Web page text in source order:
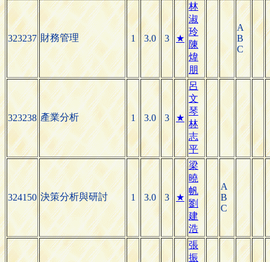
323237 財務管理 1 3.0 3 ★
林
淑
玲
陳
煒
朋
A
B
C
323238 產業分析 1 3.0 3 ★
呂
文
琴
林
志
平
324150 決策分析與研討 1 3.0 3 ★
梁
曉
帆
劉
建
浩
A
B
C
張
振